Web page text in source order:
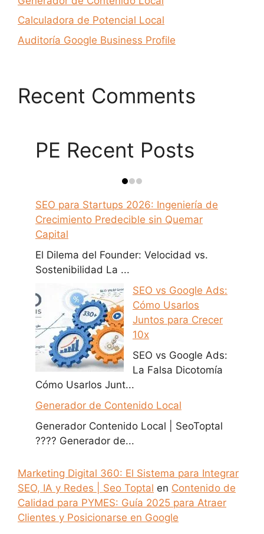
Calculadora de Potencial Local
Auditoría Google Business Profile
Recent Comments
PE Recent Posts
SEO para Startups 2026: Ingeniería de
Crecimiento Predecible sin Quemar
Capital
El Dilema del Founder: Velocidad vs.
Sostenibilidad La ...
SEO vs Google Ads:
Cómo Usarlos
Juntos para Crecer
10x
SEO vs Google Ads:
La Falsa Dicotomía
Cómo Usarlos Junt...
Generador de Contenido Local
Generador Contenido Local | SeoToptal
???? Generador de...
Marketing Digital 360: El Sistema para Integrar
SEO, IA y Redes | Seo Toptal en Contenido de
Calidad para PYMES: Guía 2025 para Atraer
Clientes y Posicionarse en Google